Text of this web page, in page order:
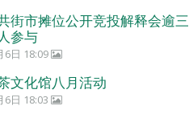
街市摊位公开竞投解释会逾三
参与
6日 18:09
文化馆八月活动
6日 18:03